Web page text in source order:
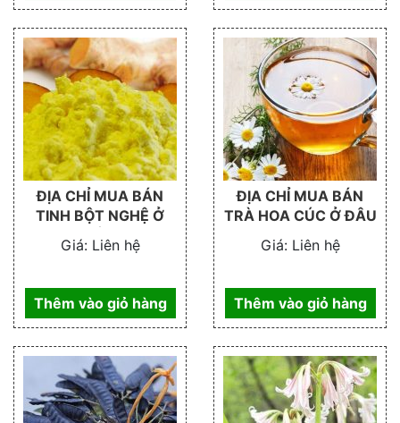
ĐỊA CHỈ MUA BÁN
TINH BỘT NGHỆ Ở
ĐÂU
Giá:Liên hệ
Thêm vào giỏ hàng
ĐỊA CHỈ MUA BÁN
TRÀ HOA CÚC Ở ĐÂU
Giá:Liên hệ
Thêm vào giỏ hàng